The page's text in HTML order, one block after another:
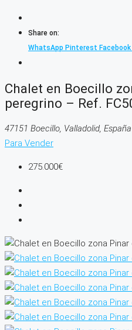
Share on:
WhatsApp Pinterest Facebook
Chalet en Boecillo
peregrino – Ref.
47151 Boecillo, Valladolid, España
Para Vender
275.000€